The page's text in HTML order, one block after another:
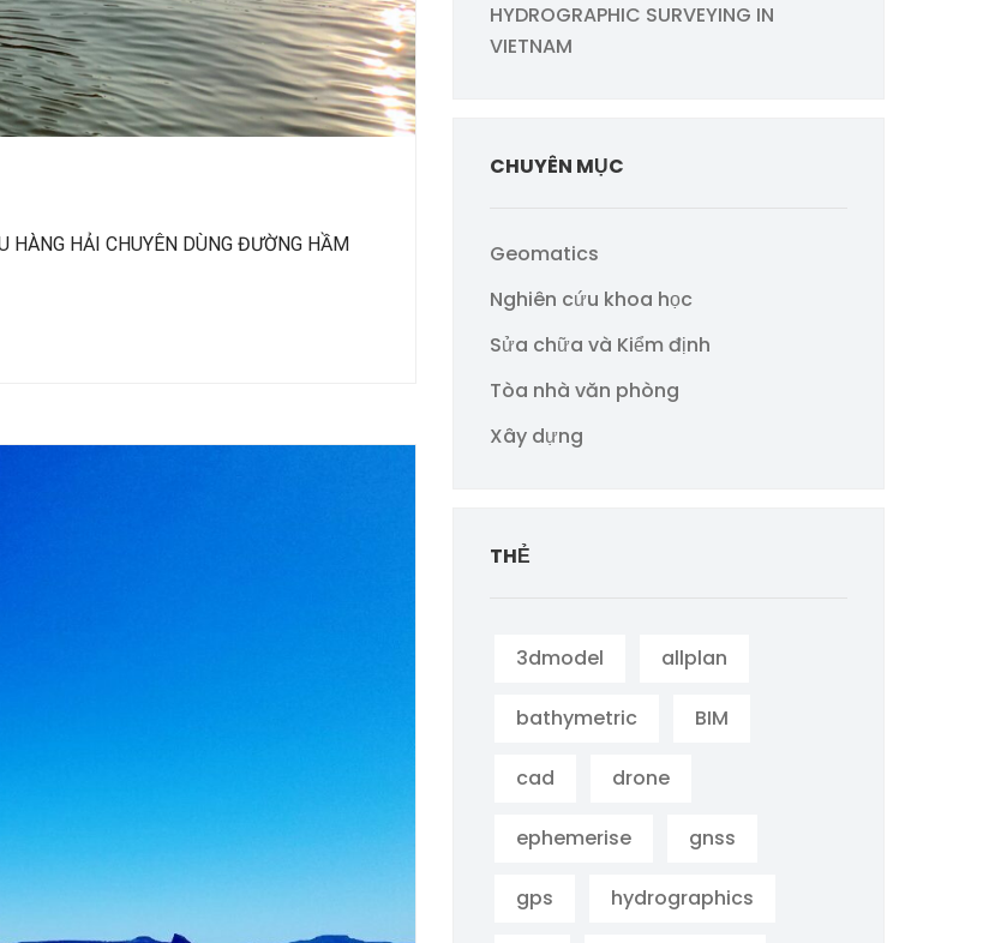
HÀNG HẢI CHUYÊN DÙNG ĐƯỜNG HẦM
HYDROGRAPHIC SURVEYING IN
VIETNAM
CHUYÊN MỤC
Geomatics
Nghiên cứu khoa học
Sửa chữa và Kiểm định
Tòa nhà văn phòng
Xây dựng
THẺ
3dmodel allplan
bathymetric BIM
cad drone
ephemerise gnss
gps hydrographics